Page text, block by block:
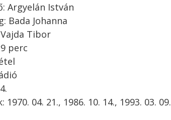
Argyelán István
Bada Johanna
Tibor
perc
1970. 04. 21., 1986. 10. 14., 1993. 03. 09.